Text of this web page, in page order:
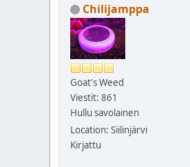
Chilijamppa
Goat's Weed
Viestit: 861
Hullu savolainen
Location: Siilinjärvi
Kirjattu